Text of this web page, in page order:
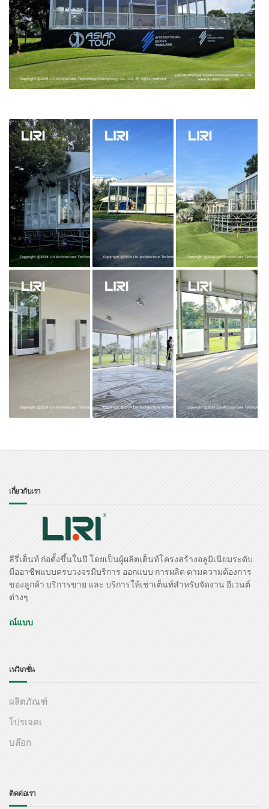
เกี่ยวกับเรา
ลีรี่เต็นท์ ก่อตั้งขึ้นในปี โดยเป็นผู้ผลิตเต็นท์โครงสร้างอลูมิเนียมระดับ
มืออาชีพแบบครบวงจรมีบริการ ออกแบบ การผลิต ตามความต้องการ
ของลูกค้า บริการขาย และ บริการให้เช่าเต็นท์สำหรับจัดงาน อีเวนต์
ต่างๆ
ณ์แบบ
เนวิเกชั่น
ผลิตภัณฑ์
โปรเจคเ
บล๊อก
ติดต่อเรา